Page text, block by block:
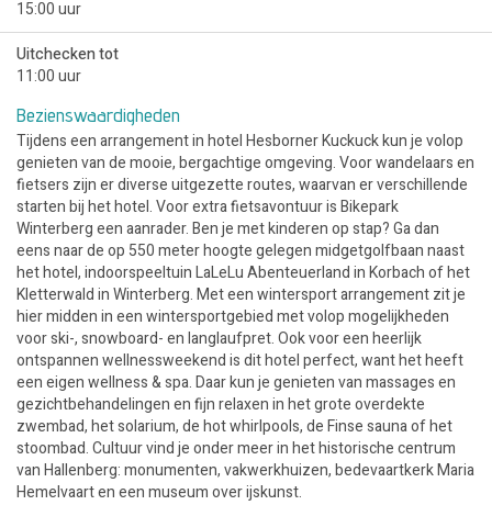
15:00 uur
Uitchecken tot
11:00 uur
Bezienswaardigheden
Tijdens een arrangement in hotel Hesborner Kuckuck kun je volop
genieten van de mooie, bergachtige omgeving. Voor wandelaars en
fietsers zijn er diverse uitgezette routes, waarvan er verschillende
starten bij het hotel. Voor extra fietsavontuur is Bikepark
Winterberg een aanrader. Ben je met kinderen op stap? Ga dan
eens naar de op 550 meter hoogte gelegen midgetgolfbaan naast
het hotel, indoorspeeltuin LaLeLu Abenteuerland in Korbach of het
Kletterwald in Winterberg. Met een wintersport arrangement zit je
hier midden in een wintersportgebied met volop mogelijkheden
voor ski-, snowboard- en langlaufpret. Ook voor een heerlijk
ontspannen wellnessweekend is dit hotel perfect, want het heeft
een eigen wellness & spa. Daar kun je genieten van massages en
gezichtbehandelingen en fijn relaxen in het grote overdekte
zwembad, het solarium, de hot whirlpools, de Finse sauna of het
stoombad. Cultuur vind je onder meer in het historische centrum
van Hallenberg: monumenten, vakwerkhuizen, bedevaartkerk Maria
Hemelvaart en een museum over ijskunst.